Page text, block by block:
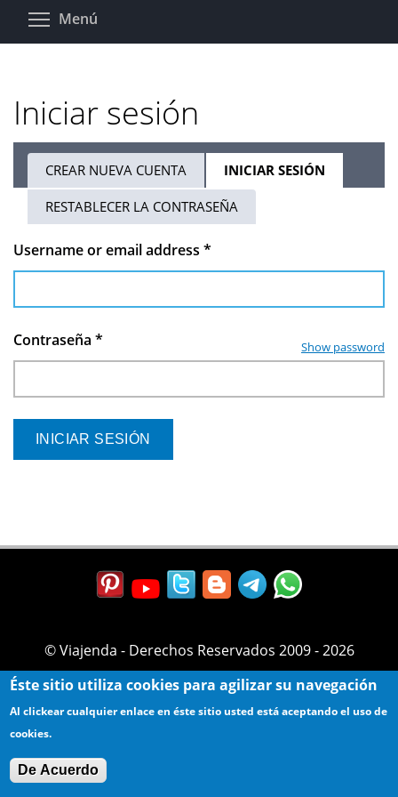
Pasar
Menú
Iniciar sesión
Solapas
principales
CREAR NUEVA CUENTA INICIAR SESIÓN
ACTIVA)
RESTABLECER LA CONTRASEÑA
Username or email address *
Contraseña * Show password
© Viajenda - Derechos Reservados 2009 - 2026
Éste sitio utiliza cookies para agilizar su navegación
Al clickear cualquier enlace en éste sitio usted está aceptando el uso de
cookies.
De Acuerdo